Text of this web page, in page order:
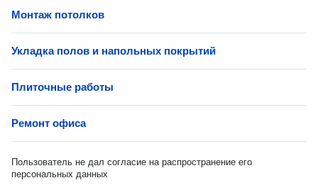
Монтаж потолков
Укладка полов и напольных покрытий
Плиточные работы
Ремонт офиса
Пользователь не дал согласие на распространение его
персональных данных